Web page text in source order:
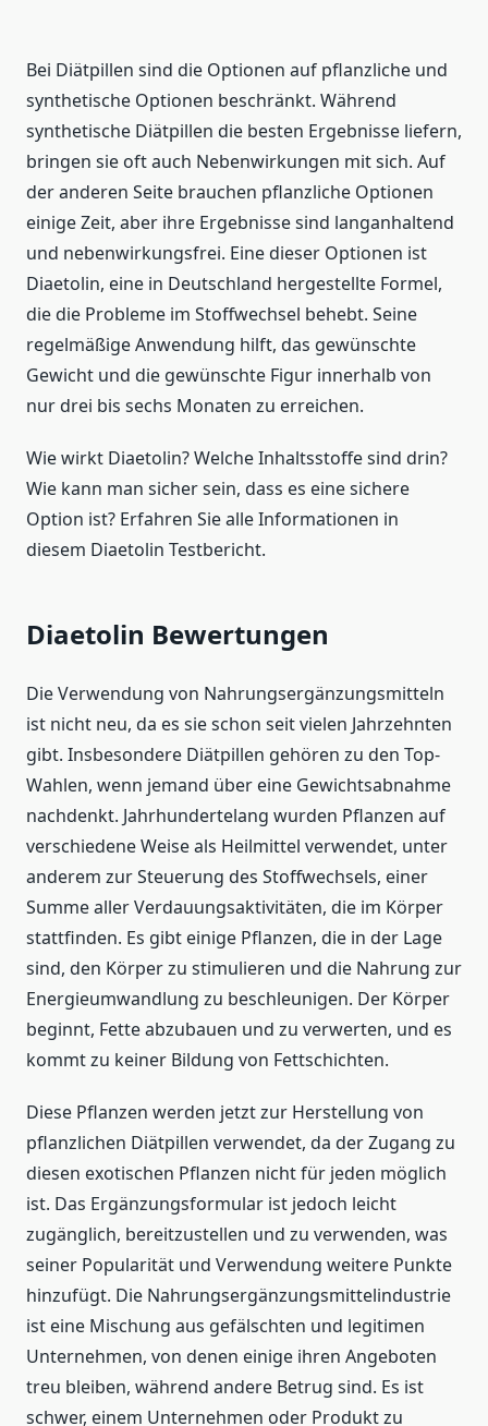
Bei Diätpillen sind die Optionen auf pflanzliche und
synthetische Optionen beschränkt. Während
synthetische Diätpillen die besten Ergebnisse liefern,
bringen sie oft auch Nebenwirkungen mit sich. Auf
der anderen Seite brauchen pflanzliche Optionen
einige Zeit, aber ihre Ergebnisse sind langanhaltend
und nebenwirkungsfrei. Eine dieser Optionen ist
Diaetolin, eine in Deutschland hergestellte Formel,
die die Probleme im Stoffwechsel behebt. Seine
regelmäßige Anwendung hilft, das gewünschte
Gewicht und die gewünschte Figur innerhalb von
nur drei bis sechs Monaten zu erreichen.
Wie wirkt Diaetolin? Welche Inhaltsstoffe sind drin?
Wie kann man sicher sein, dass es eine sichere
Option ist? Erfahren Sie alle Informationen in
diesem Diaetolin Testbericht.
Diaetolin Bewertungen
Die Verwendung von Nahrungsergänzungsmitteln
ist nicht neu, da es sie schon seit vielen Jahrzehnten
gibt. Insbesondere Diätpillen gehören zu den Top-
Wahlen, wenn jemand über eine Gewichtsabnahme
nachdenkt. Jahrhundertelang wurden Pflanzen auf
verschiedene Weise als Heilmittel verwendet, unter
anderem zur Steuerung des Stoffwechsels, einer
Summe aller Verdauungsaktivitäten, die im Körper
stattfinden. Es gibt einige Pflanzen, die in der Lage
sind, den Körper zu stimulieren und die Nahrung zur
Energieumwandlung zu beschleunigen. Der Körper
beginnt, Fette abzubauen und zu verwerten, und es
kommt zu keiner Bildung von Fettschichten.
Diese Pflanzen werden jetzt zur Herstellung von
pflanzlichen Diätpillen verwendet, da der Zugang zu
diesen exotischen Pflanzen nicht für jeden möglich
ist. Das Ergänzungsformular ist jedoch leicht
zugänglich, bereitzustellen und zu verwenden, was
seiner Popularität und Verwendung weitere Punkte
hinzufügt. Die Nahrungsergänzungsmittelindustrie
ist eine Mischung aus gefälschten und legitimen
Unternehmen, von denen einige ihren Angeboten
treu bleiben, während andere Betrug sind. Es ist
schwer, einem Unternehmen oder Produkt zu